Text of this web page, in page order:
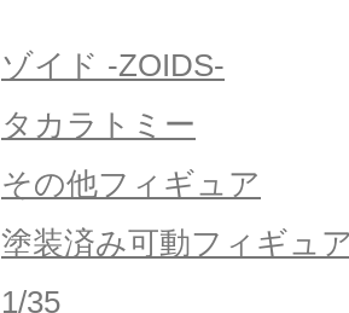
ゾイド -ZOIDS-
タカラトミー
その他フィギュア
塗装済み可動フィギュ
1/35